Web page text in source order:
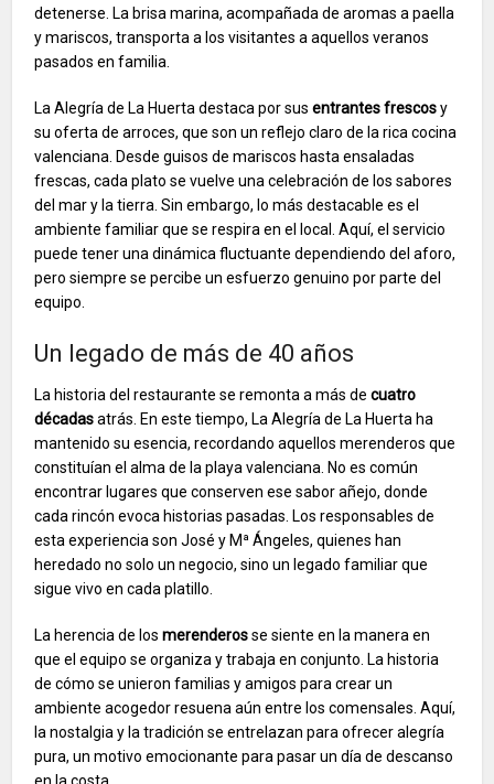
detenerse. La brisa marina, acompañada de aromas a paella
y mariscos, transporta a los visitantes a aquellos veranos
pasados en familia.
La Alegría de La Huerta destaca por susentrantes frescosy
su oferta de arroces, que son un reflejo claro de la rica cocina
valenciana. Desde guisos de mariscos hasta ensaladas
frescas, cada plato se vuelve una celebración de los sabores
del mar y la tierra. Sin embargo, lo más destacable es el
ambiente familiar que se respira en el local. Aquí, el servicio
puede tener una dinámica fluctuante dependiendo del aforo,
pero siempre se percibe un esfuerzo genuino por parte del
equipo.
Un legado de más de 40 años
La historia del restaurante se remonta a más decuatro
décadasatrás. En este tiempo, La Alegría de La Huerta ha
mantenido su esencia, recordando aquellos merenderos que
constituían el alma de la playa valenciana. No es común
encontrar lugares que conserven ese sabor añejo, donde
cada rincón evoca historias pasadas. Los responsables de
esta experiencia son José y Mª Ángeles, quienes han
heredado no solo un negocio, sino un legado familiar que
sigue vivo en cada platillo.
La herencia de losmerenderosse siente en la manera en
que el equipo se organiza y trabaja en conjunto. La historia
de cómo se unieron familias y amigos para crear un
ambiente acogedor resuena aún entre los comensales. Aquí,
la nostalgia y la tradición se entrelazan para ofrecer alegría
pura, un motivo emocionante para pasar un día de descanso